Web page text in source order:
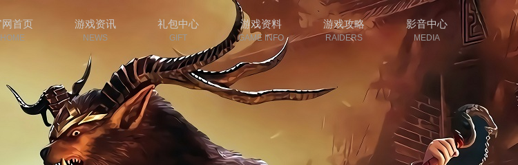
首页
HOME
游戏资讯
NEWS
礼包中心
GIFT
游戏资料
GAME INFO
游戏攻略
RAIDERS
影音中心
MEDIA